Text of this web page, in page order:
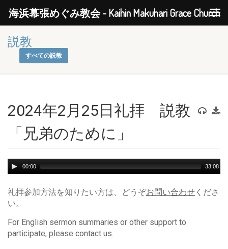
説教
すべての説教
2024年2月25日礼拝 説教
「兄弟のために」
Audio
Player
00:00 33:08
礼拝参加方法を知りたい方は、どうぞお問い合わせ くださ
い。
For English sermon summaries or other support to
participate, please contact us.
海浜幕張めぐみ教会 - Kaihin Makuhari Grace Church